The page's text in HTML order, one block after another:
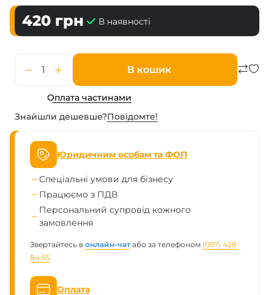
420 грн В наявності
В кошик
Оплата частинами
Знайшли дешевше?Повiдомте!
Юридичним особам та ФОП
Спеціальні умови для бізнесу
Працюємо з ПДВ
Персональний супровід кожного
замовлення
Звертайтесь в онлайн-чат або за телефоном (097) 428
84 55
Оплата